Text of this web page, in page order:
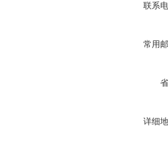
联系
常用
详细